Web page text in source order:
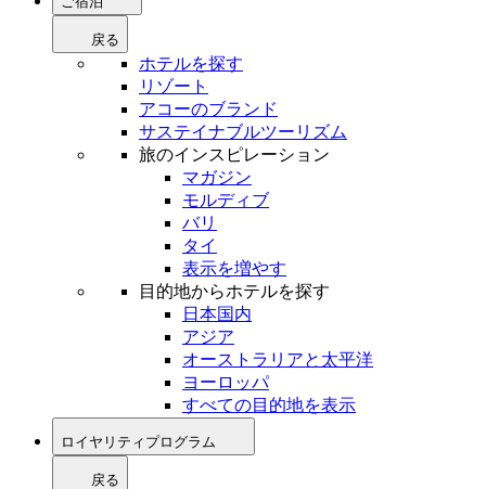
戻る
ホテルを探す
リゾート
アコーのブランド
サステイナブルツーリズム
旅のインスピレーション
マガジン
モルディブ
バリ
タイ
表示を増やす
目的地からホテルを探す
日本国内
アジア
オーストラリアと太平洋
ヨーロッパ
すべての目的地を表示
ロイヤリティプログラム
戻る